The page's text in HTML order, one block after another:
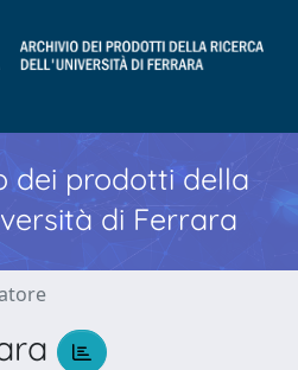
dei prodotti della
di Ferrara